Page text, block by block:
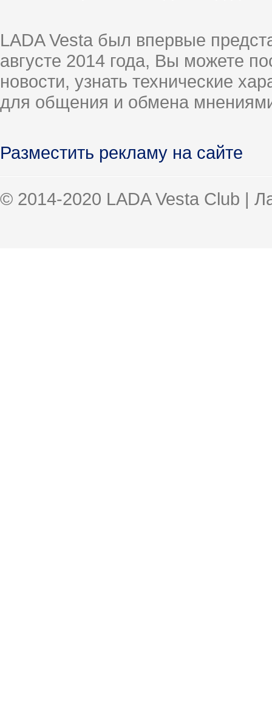
LADA Vesta был впервые
августе 2014 года, Вы можете
новости, узнать технические
для общения и обмена
Разместить рекламу на сайте
© 2014-2020 LADA Vesta Club |